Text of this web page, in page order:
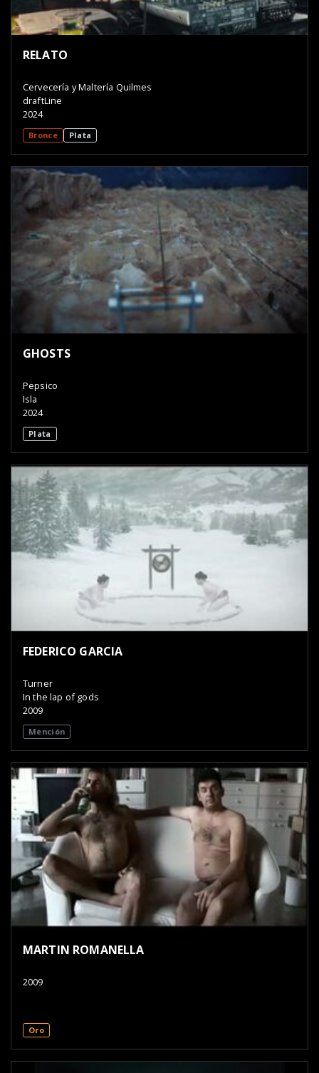
RELATO
Cervecería y Maltería Quilmes
draftLine
2024
Bronce Plata
GHOSTS
Pepsico
Isla
2024
Plata
FEDERICO GARCIA
Turner
In the lap of gods
2009
Mención
MARTIN ROMANELLA
2009
Oro